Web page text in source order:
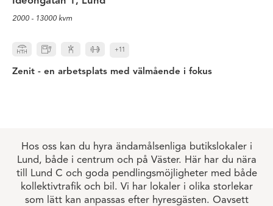
2000 - 13000 kvm
+11
Zenit - en arbetsplats med välmående i fokus
Hos oss kan du hyra ändamålsenliga butikslokaler i
Lund, både i centrum och på Väster. Här har du nära
till Lund C och goda pendlingsmöjligheter med både
kollektivtrafik och bil. Vi har lokaler i olika storlekar
som lätt kan anpassas efter hyresgästen. Oavsett